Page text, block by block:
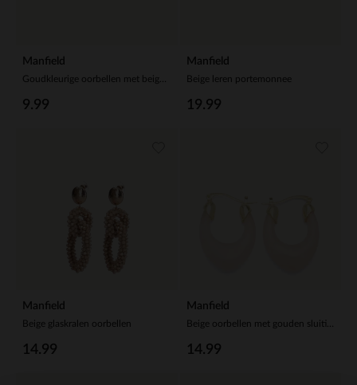
Manfield
Goudkleurige oorbellen met beige glaskralen hangers
9.99
Manfield
Beige leren portemonnee
19.99
Manfield
Beige glaskralen oorbellen
14.99
Manfield
14.99